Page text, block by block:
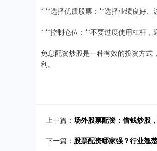
* **选择优质股票：**选择业绩良好、
* **控制仓位：**不要过度使用杠杆，
免息配资炒股是一种有效的投资方
利。
上一篇：场外股票配资：借钱炒股
下一篇： 股票配资哪家强？行业翘